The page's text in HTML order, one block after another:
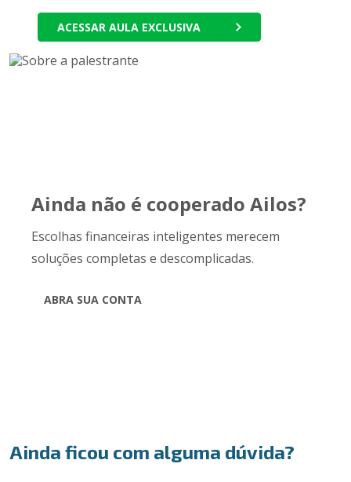
ACESSAR AULA EXCLUSIVA
Ainda não é cooperado Ailos?
Escolhas financeiras inteligentes merecem
soluções completas e descomplicadas.
ABRA SUA CONTA
Ainda ficou com alguma dúvida?